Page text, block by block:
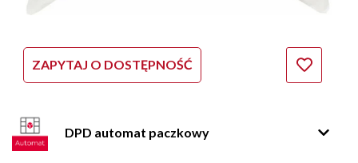
ZAPYTAJ O DOSTĘPNOŚĆ
DPD automat paczkowy